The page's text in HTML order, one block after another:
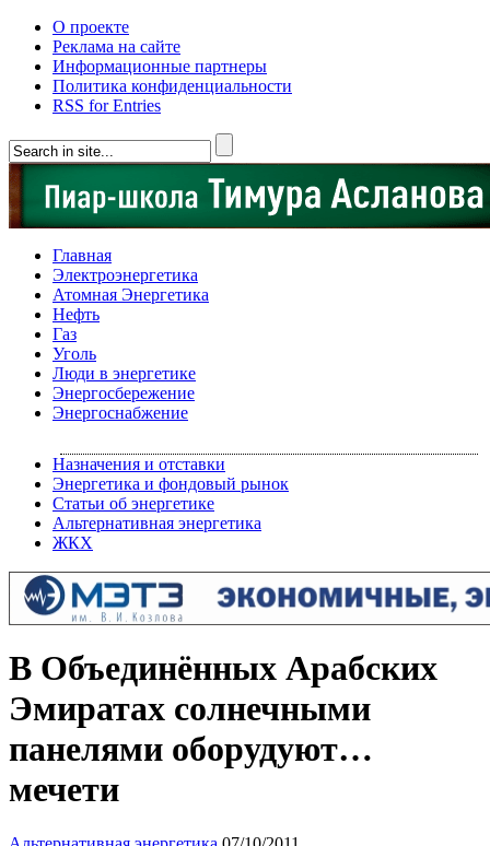
О проекте
Реклама на сайте
Информационные партнеры
Политика конфиденциальности
RSS for Entries
Главная
Электроэнергетика
Атомная Энергетика
Нефть
Газ
Уголь
Люди в энергетике
Энергосбережение
Энергоснабжение
Назначения и отставки
Энергетика и фондовый рынок
Статьи об энергетике
Альтернативная энергетика
ЖКХ
В Объединённых Арабских
Эмиратах солнечными
панелями оборудуют…
мечети